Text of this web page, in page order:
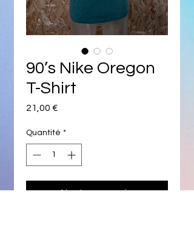
90’s Nike Oregon
T-Shirt
21,00 €
Quantité *
Ajouter au panier